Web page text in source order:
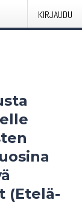
KIRJAUDU
(Etelä-